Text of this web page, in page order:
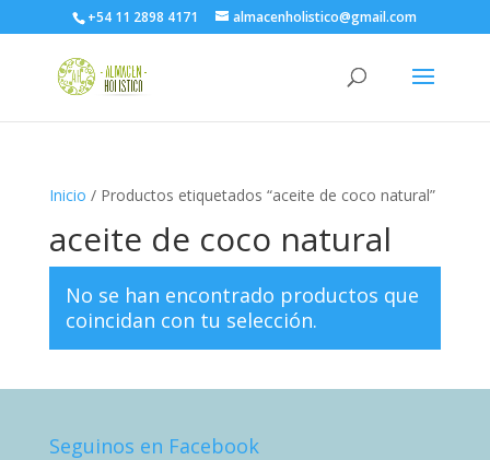
+54 11 2898 4171 almacenholistico@gmail.com
Inicio / Productos etiquetados “aceite de coco natural”
aceite de coco natural
No se han encontrado productos que
coincidan con tu selección.
Seguinos en Facebook